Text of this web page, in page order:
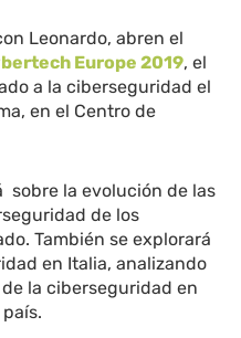
Leonardo, abren el
Europe 2019, el
a la ciberseguridad el
en el Centro de
sobre la evolución de las
de los
También se explorará
en Italia, analizando
la ciberseguridad en